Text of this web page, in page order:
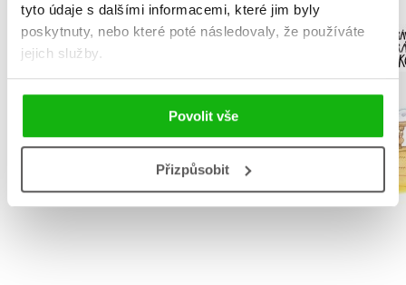
tyto údaje s dalšími informacemi, které jim byly
poskytnuty, nebo které poté následovaly, že používáte
jejich služby.
Povolit vše
Přizpůsobit
NARNIE – komplet
1.-7.díl – box
Do košíku
vyprávění
piráta
Do